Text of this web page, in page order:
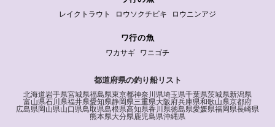
レイクトラウト ロウソクチビキ ロウニンアジ
ワ行の魚
ワカサギ ワニゴチ
都道府県の釣り船リスト
北海道岩手県宮城県福島県東京都神奈川県埼玉県千葉県茨城県新潟県
富山県石川県福井県愛知県静岡県三重県大阪府兵庫県和歌山県京都府
広島県岡山県山口県鳥取県島根県高知県香川県徳島県愛媛県福岡県長崎県
熊本県大分県鹿児島県沖縄県